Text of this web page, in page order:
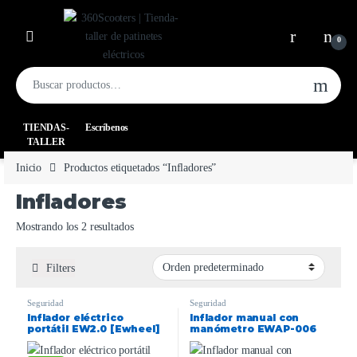
0
TIENDAS-
TALLER
Escríbenos
Inicio Productos etiquetados “Infladores”
Infladores
Mostrando los 2 resultados
Filters
Seguridad
Inflador eléctrico
portátil EW2.0 [Ewheel]
Seguridad
Inflador manual con
manómetro EWAP-006
negro